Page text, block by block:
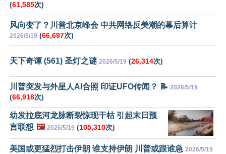
(61,585次)
风向变了？川普北京峰会 中共网络反美潮的幕后算计
2026/5/19 (66,697次)
天下奇谭 (561) 圣灯之谜 2026/5/19 (26,314次)
川普突发与外星人AI合照 印证UFO传闻？ 📝 2026/5/19
(66,918次)
幼发拉底河龙脉断裂惊现干枯 引起末日预
言联想 🖼️ 2026/5/19 (105,310次)
美国或更猛烈打击伊朗 谁支持伊朗 川普或跟谁急 2026/5/19